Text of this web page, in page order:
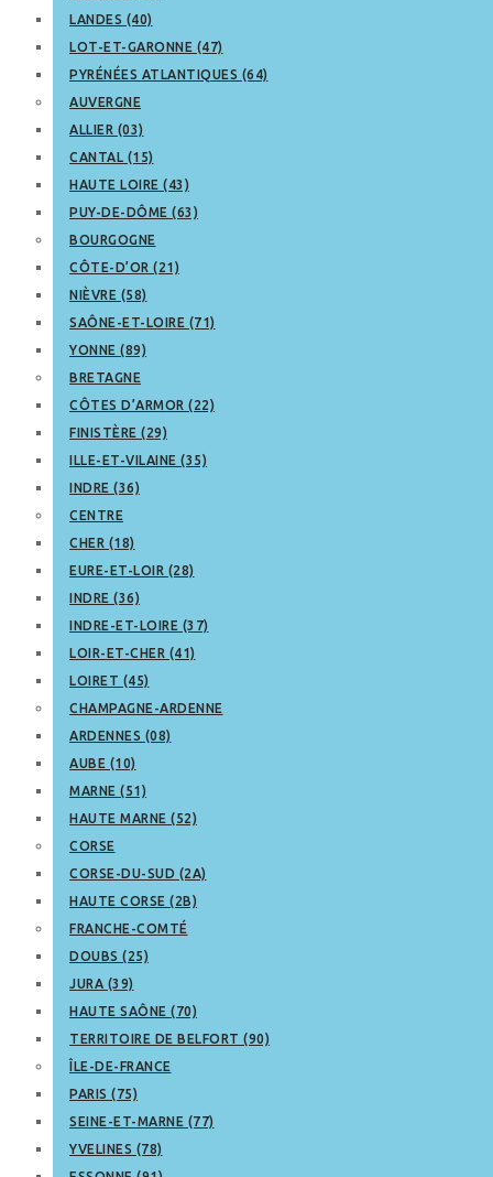
LANDES (40)
LOT-ET-GARONNE (47)
PYRÉNÉES ATLANTIQUES (64)
AUVERGNE
ALLIER (03)
CANTAL (15)
HAUTE LOIRE (43)
PUY-DE-DÔME (63)
BOURGOGNE
CÔTE-D’OR (21)
NIÈVRE (58)
SAÔNE-ET-LOIRE (71)
YONNE (89)
BRETAGNE
CÔTES D’ARMOR (22)
FINISTÈRE (29)
ILLE-ET-VILAINE (35)
INDRE (36)
CENTRE
CHER (18)
EURE-ET-LOIR (28)
INDRE (36)
INDRE-ET-LOIRE (37)
LOIR-ET-CHER (41)
LOIRET (45)
CHAMPAGNE-ARDENNE
ARDENNES (08)
AUBE (10)
MARNE (51)
HAUTE MARNE (52)
CORSE
CORSE-DU-SUD (2A)
HAUTE CORSE (2B)
FRANCHE-COMTÉ
DOUBS (25)
JURA (39)
HAUTE SAÔNE (70)
TERRITOIRE DE BELFORT (90)
ÎLE-DE-FRANCE
PARIS (75)
SEINE-ET-MARNE (77)
YVELINES (78)